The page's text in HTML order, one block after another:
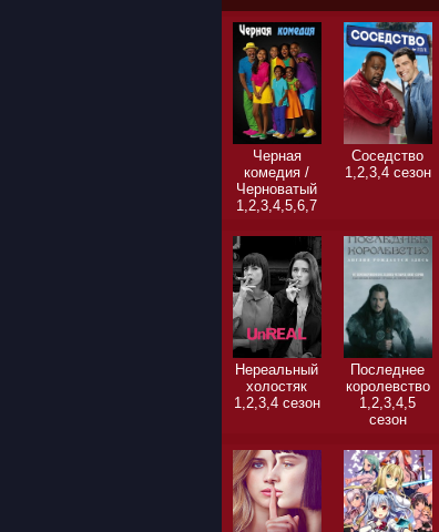
Черная
комедия /
Черноватый
1,2,3,4,5,6,7
Соседство
1,2,3,4 сезон
Нереальный
холостяк
1,2,3,4 сезон
Последнее
королевство
1,2,3,4,5
сезон